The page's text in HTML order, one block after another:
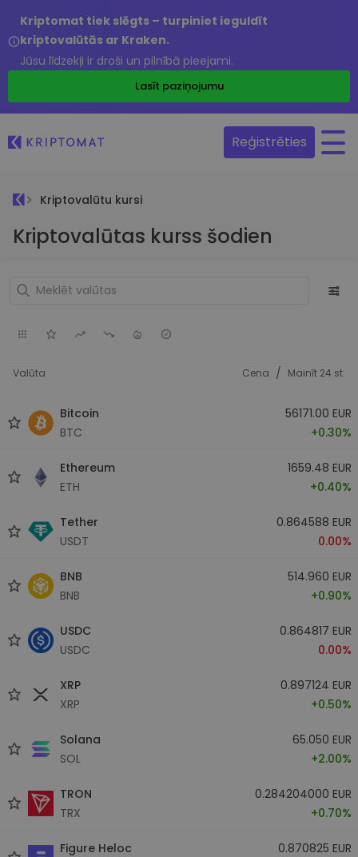
Kriptomat tiek slēgts – turpiniet ieguldīt
kriptovalūtās ar Kraken.
Jūsu līdzekļi ir droši un pilnībā pieejami.
Lasīt paziņojumu
Reģistrēties
Kriptovalūtu kursi
Kriptovalūtas kurss šodien
Valūta Cena / Mainīt 24 st.
Bitcoin
BTC
56171.00 EUR
+0.30%
Ethereum
ETH
1659.48 EUR
+0.40%
Tether
USDT
0.864588 EUR
0.00%
BNB
BNB
514.960 EUR
+0.90%
USDC
USDC
0.864817 EUR
0.00%
XRP
XRP
0.897124 EUR
+0.50%
Solana
SOL
65.050 EUR
+2.00%
TRON
TRX
0.284204000 EUR
+0.70%
Figure Heloc
0.870825 EUR